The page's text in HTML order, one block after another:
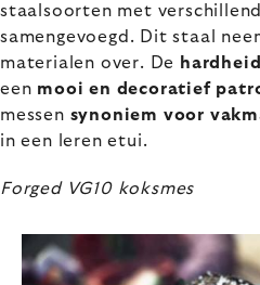
staalsoorten met
samengevoegd. Dit staal
materialen over. De
een mooi en decoratief
messen synoniem voor
in een leren etui.
Forged VG10 koksmes